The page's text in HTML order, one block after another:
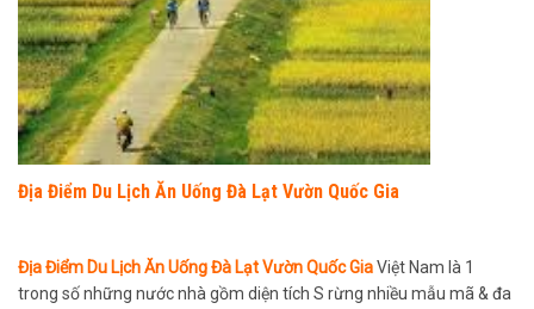
Địa Điểm Du Lịch Ăn Uống Đà Lạt Vườn Quốc Gia
Địa Điểm Du Lịch Ăn Uống Đà Lạt Vườn Quốc GiaViệt Nam là 1
trong số những nước nhà gồm diện tích S rừng nhiều mẫu mã & đa